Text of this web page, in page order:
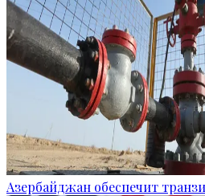
Азербайджан обеспечит